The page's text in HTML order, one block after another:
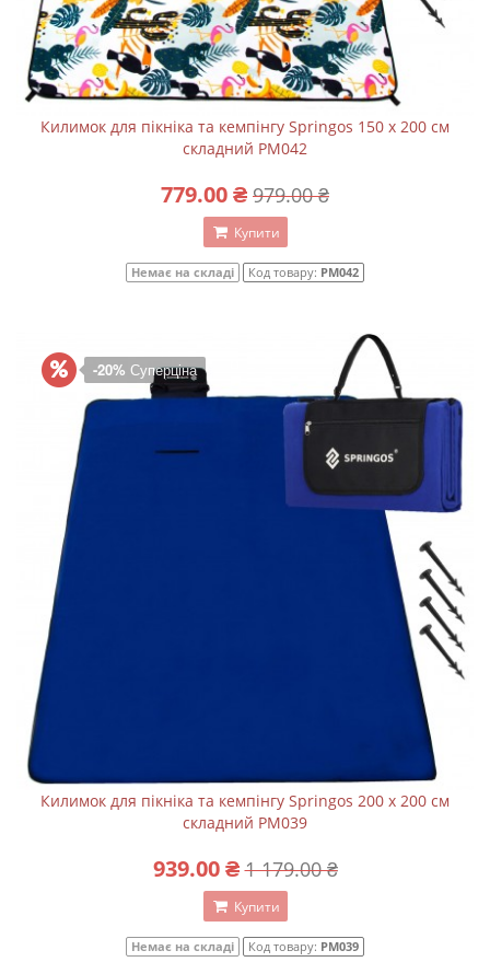
Килимок для пікніка та кемпінгу Springos 150 x 200 см
складний PM042
779.00 ₴ 979.00 ₴
Купити
Немає на складі Код товару: PM042
-20% Суперціна
Килимок для пікніка та кемпінгу Springos 200 x 200 см
складний PM039
939.00 ₴ 1 179.00 ₴
Купити
Немає на складі Код товару: PM039